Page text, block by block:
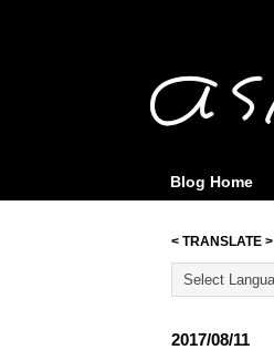
Blog Home
< TRANSLATE >
2017/08/11